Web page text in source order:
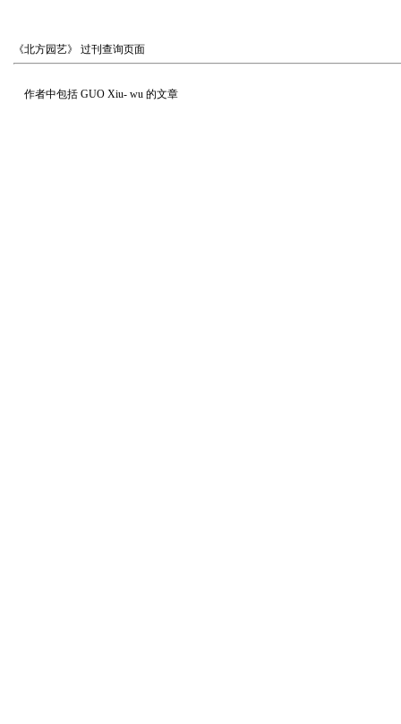
《北方园艺》 过刊查询页面
作者中包括 GUO Xiu- wu 的文章